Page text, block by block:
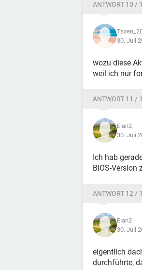
ANTWORT 10 /
30. Juli
wozu diese
weil ich nur
ANTWORT 11 /
Elan2
30. Juli
Ich hab
BIOS-Version
ANTWORT 12 /
Elan2
30. Juli
eigentlich
durchführte,